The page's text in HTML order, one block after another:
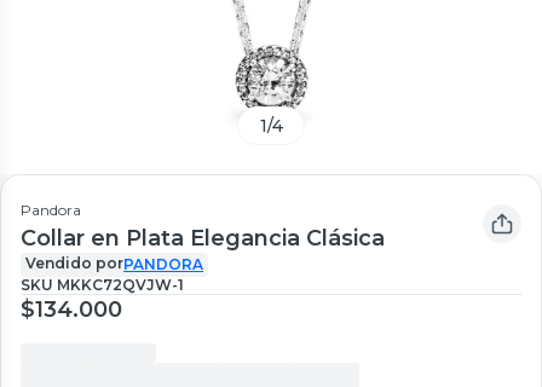
1/4
Pandora
Collar en Plata Elegancia Clásica
Vendido porPANDORA
SKU MKKC72QVJW-1
$134.000